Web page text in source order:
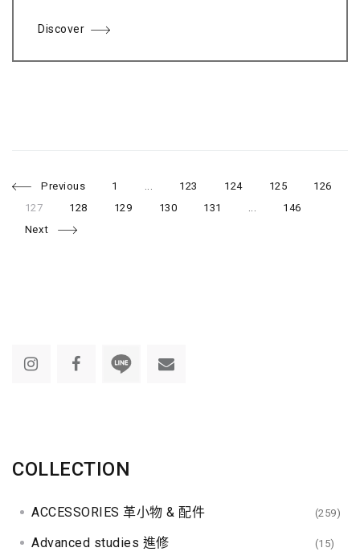
Discover
P
n
i
g
a
Previous
P
a
e
1 ...
P
a
123
P
a
124
P
a
125
P
a
126
P
a
e
127
P
a
e
128
P
a
129
P
a
130
P
a
131 ...
P
a
146
Next
COLLECTION
ACCESSORIES 革小物 & 配件 (259)
Advanced studies 進修 (15)